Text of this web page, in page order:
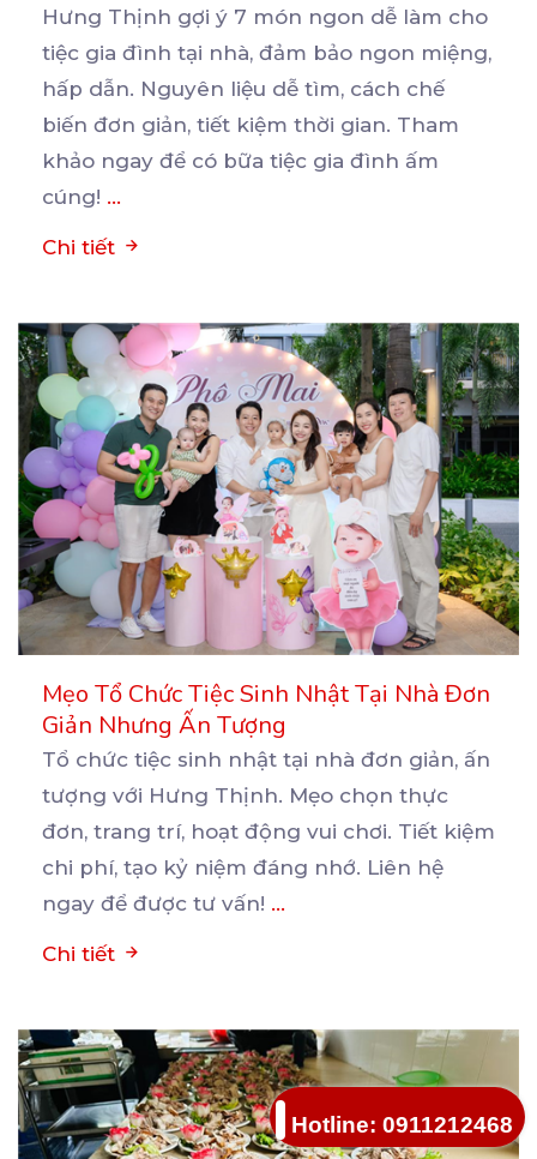
Hưng Thịnh gợi ý 7 món ngon dễ làm cho
tiệc gia đình tại nhà, đảm bảo ngon miệng,
hấp dẫn. Nguyên liệu dễ tìm, cách chế
biến đơn giản, tiết kiệm thời gian. Tham
khảo ngay để có bữa tiệc gia đình ấm
cúng! ...
Chi tiết
Mẹo Tổ Chức Tiệc Sinh Nhật Tại Nhà Đơn
Giản Nhưng Ấn Tượng
Tổ chức tiệc sinh nhật tại nhà đơn giản, ấn
tượng với Hưng Thịnh. Mẹo chọn thực
đơn, trang trí, hoạt động vui chơi. Tiết kiệm
chi phí, tạo kỷ niệm đáng nhớ. Liên hệ
ngay để được tư vấn! ...
Chi tiết
Hotline: 0911212468